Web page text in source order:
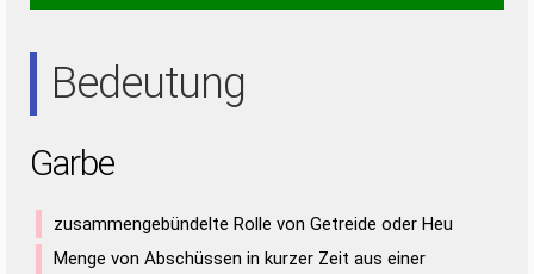
Bedeutung
Garbe
zusammengebündelte Rolle von Getreide oder Heu
Menge von Abschüssen in kurzer Zeit aus einer